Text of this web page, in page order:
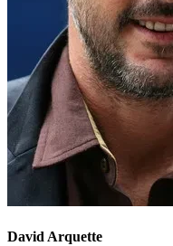
David Arquette